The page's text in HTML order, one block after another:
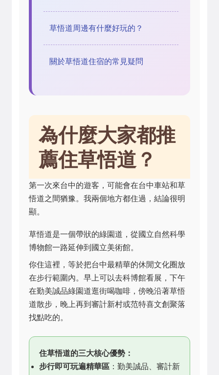
草悟道周邊有什麼好玩的？
關於草悟道住宿的常見疑問
為什麼大家都推
薦住草悟道？
第一次來台中的遊客，可能會在台中車站和草
悟道之間猶豫。我兩個地方都住過，結論很明
顯。
草悟道是一個帶狀的綠園道，從國立自然科學
博物館一路延伸到國立美術館。
你住這裡，等於把台中最精華的休閒文化圈放
在步行範圍內。早上可以去科博館看展，下午
在勤美誠品綠園道逛街喝咖啡，傍晚沿著草悟
道散步，晚上再到審計新村或范特喜文創聚落
找點吃的。
住草悟道的三大核心優勢：
步行即可玩遍精華區 ：勤美誠品、審計新